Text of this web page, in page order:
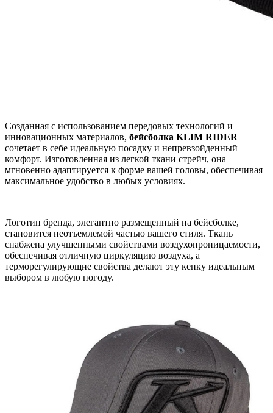
Созданная с использованием передовых технологий и
инновационных материалов, бейсболка KLIM RIDER
сочетает в себе идеальную посадку и непревзойденный
комфорт. Изготовленная из легкой ткани стрейч, она
мгновенно адаптируется к форме вашей головы, обеспечивая
максимальное удобство в любых условиях.
Логотип бренда, элегантно размещенный на бейсболке,
становится неотъемлемой частью вашего стиля. Ткань
снабжена улучшенными свойствами воздухопроницаемости,
обеспечивая отличную циркуляцию воздуха, а
терморегулирующие свойства делают эту кепку идеальным
выбором в любую погоду.